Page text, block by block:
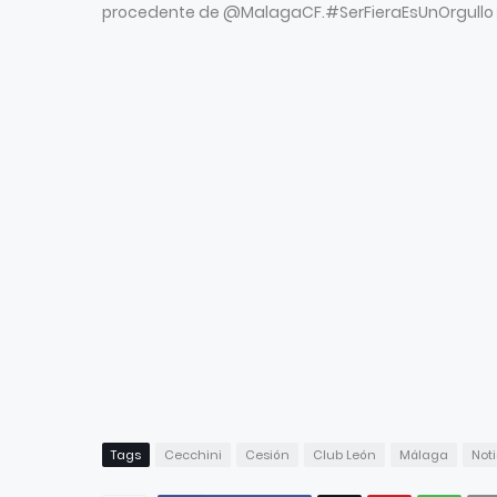
procedente de @MalagaCF.#SerFieraEsUnOrgullo
Tags Cecchini Cesión Club León Málaga